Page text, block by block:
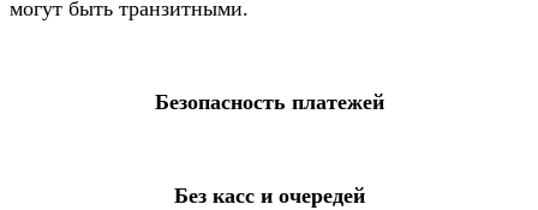
могут быть транзитными.
Безопасность платежей
Без касс и очередей